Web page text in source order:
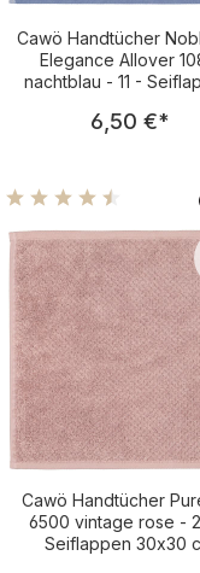
Cawö Handtücher
Elegance Allover
nachtblau - 11 -
6,50 €*
Durchschnittliche
Cawö Handtücher
6500 vintage rose -
Seiflappen 30x30